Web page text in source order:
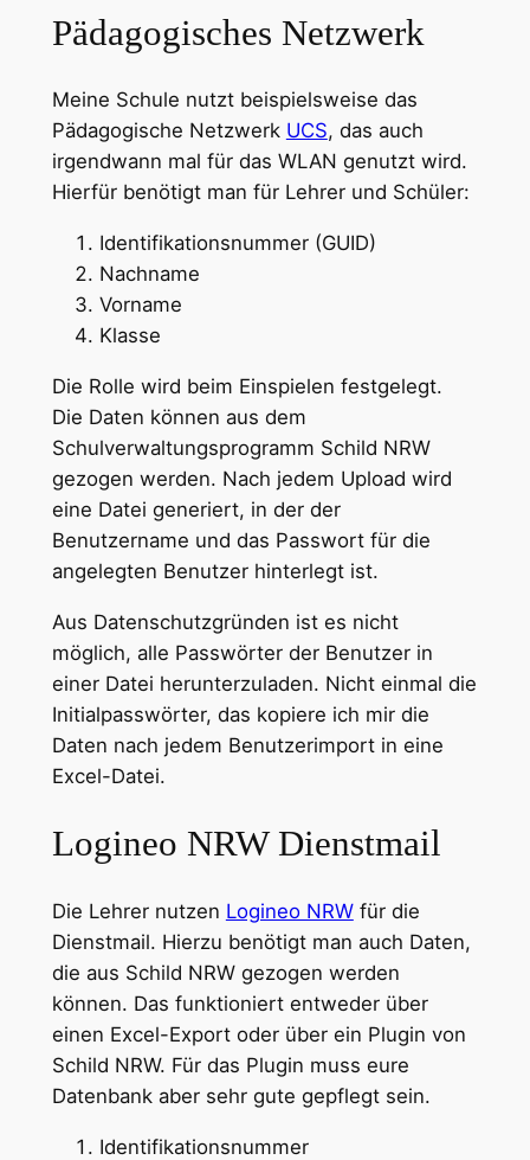
Pädagogisches Netzwerk
Meine Schule nutzt beispielsweise das
Pädagogische Netzwerk UCS, das auch
irgendwann mal für das WLAN genutzt wird.
Hierfür benötigt man für Lehrer und Schüler:
Identifikationsnummer (GUID)
Nachname
Vorname
Klasse
Die Rolle wird beim Einspielen festgelegt.
Die Daten können aus dem
Schulverwaltungsprogramm Schild NRW
gezogen werden. Nach jedem Upload wird
eine Datei generiert, in der der
Benutzername und das Passwort für die
angelegten Benutzer hinterlegt ist.
Aus Datenschutzgründen ist es nicht
möglich, alle Passwörter der Benutzer in
einer Datei herunterzuladen. Nicht einmal die
Initialpasswörter, das kopiere ich mir die
Daten nach jedem Benutzerimport in eine
Excel-Datei.
Logineo NRW Dienstmail
Die Lehrer nutzen Logineo NRWfür die
Dienstmail. Hierzu benötigt man auch Daten,
die aus Schild NRW gezogen werden
können. Das funktioniert entweder über
einen Excel-Export oder über ein Plugin von
Schild NRW. Für das Plugin muss eure
Datenbank aber sehr gute gepflegt sein.
Identifikationsnummer